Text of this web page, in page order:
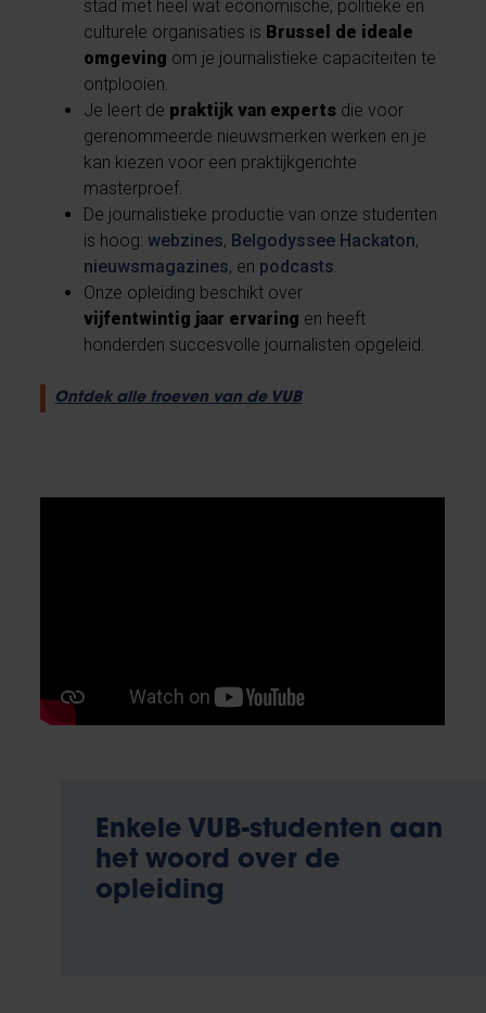
stad met heel wat economische, politieke en
culturele organisaties is Brussel de ideale
omgeving om je journalistieke capaciteiten te
ontplooien.
Je leert de praktijk van experts die voor
gerenommeerde nieuwsmerken werken en je
kan kiezen voor een praktijkgerichte
masterproef.
De journalistieke productie van onze studenten
is hoog: webzines, Belgodyssee Hackaton,
nieuwsmagazines, en podcasts.
Onze opleiding beschikt over
vijfentwintig jaar ervaring en heeft
honderden succesvolle journalisten opgeleid.
Ontdek alle troeven van de VUB
Enkele VUB-studenten aan
het woord over de
opleiding